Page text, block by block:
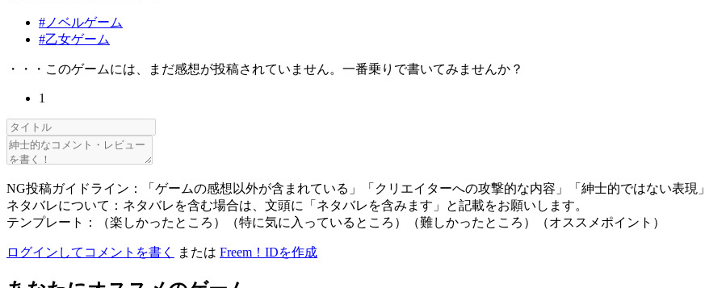
#ノベルゲーム
#乙女ゲーム
・・・このゲームには、まだ感想が投稿されていません。一番乗りで書いてみませんか？
1
NG投稿ガイドライン：「ゲームの感想以外が含まれている」「クリエイターへの攻撃的な内容」「紳士的ではない表現」
ネタバレについて：ネタバレを含む場合は、文頭に「ネタバレを含みます」と記載をお願いします。
テンプレート：（楽しかったところ）（特に気に入っているところ）（難しかったところ）（オススメポイント）
ログインしてコメントを書く または Freem！IDを作成